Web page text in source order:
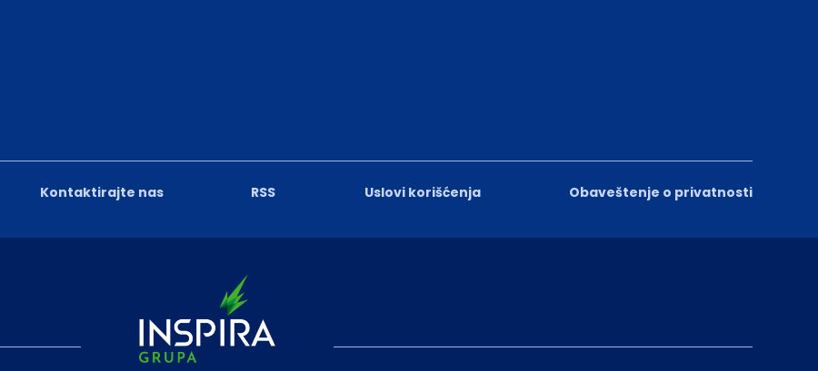
Kontaktirajte nas RSS Uslovi korišćenja Obaveštenje o privatnosti